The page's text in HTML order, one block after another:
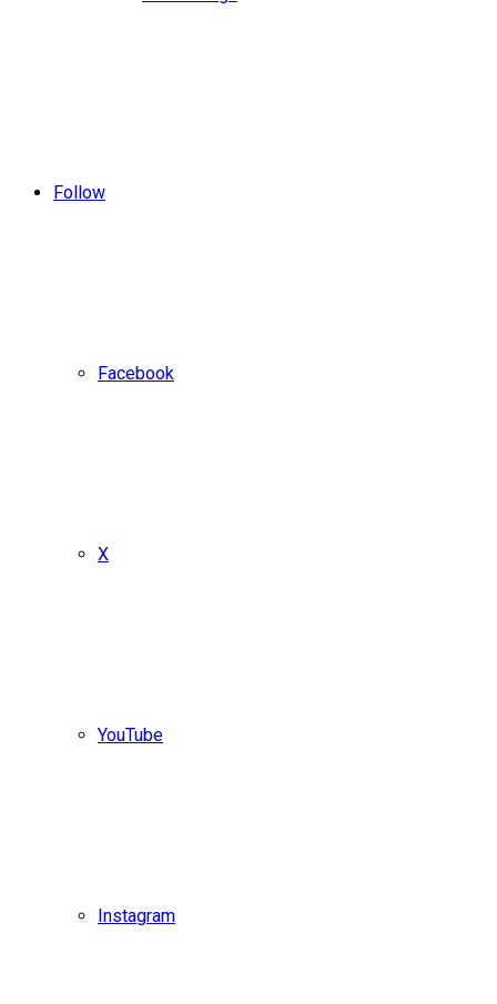
Follow
Facebook
X
YouTube
Instagram